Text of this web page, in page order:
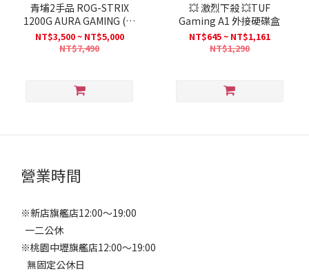
青埔2手品 ROG-STRIX
1200G AURA GAMING (無
電源線材) / ROG-STRIX-
850G-AURA-GAMING (全
NT$3,500 ~ NT$5,000
NT$7,490
💥 激烈下殺 💥TUF
Gaming A1 外接硬碟盒
NT$645 ~ NT$1,161
NT$1,290
營業時間
※新店旗艦店12:00～19:00
一二公休
※桃園中壢旗艦店12:00～19:00
無固定公休日